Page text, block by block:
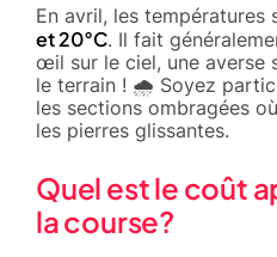
En avril, les températures
et 20°C. Il fait
œil sur le ciel, une averse
le terrain ! 🌧️ Soyez
les sections ombragées
les pierres glissantes.
Quel est le coût
la course?